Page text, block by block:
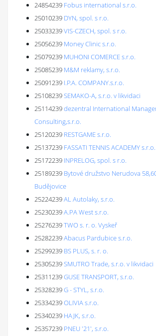
24854239 Fobus international s.r.o.
25010239 DYN, spol. s r.o.
25033239VIS-CZECH, spol. s r.o.
25056239 Money Clinic s.r.o.
25079239 MUHONI COMERCE s.r.o.
25085239 M&M reklamy, s.r.o.
25091239 I.P.A. COMPANY.s.r.o.
25108239SEMAKO-A, s.r.o. v likvidaci
25114239dezentral International
Consulting,s.r.o.
25120239 RESTGAME s.r.o.
25137239 FASSATI TENNIS ACADEMY s.r.o.
25172239 INPRELOG, spol. s r.o.
25189239 Bytové družstvo Nerudova
Budějovice
25224239AL Autolaky, s.r.o.
25230239A.PA West s.r.o.
25276239TWO s. r. o. Vyskeř
25282239Abacus Pardubice s.r.o.
25299239 BS PLUS, s. r. o.
25305239SMUTRO Trade, s.r.o. v likvidaci
25311239GUSE TRANSPORT, s.r.o.
25328239G - STYL, s.r.o.
25334239OLIVIA s.r.o.
25340239 HAJK, s.r.o.
25357239 PNEU '21', s.r.o.